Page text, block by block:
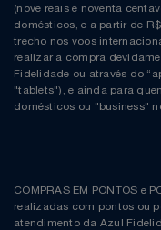
(nove reais e noventa
domésticos, e a partir de
trecho nos voos
realizar a compra
Fidelidade ou através do
"tablets"), e ainda para
domésticos ou "business"
COMPRAS EM PONTOS e
realizadas com pontos ou
atendimento da Azul